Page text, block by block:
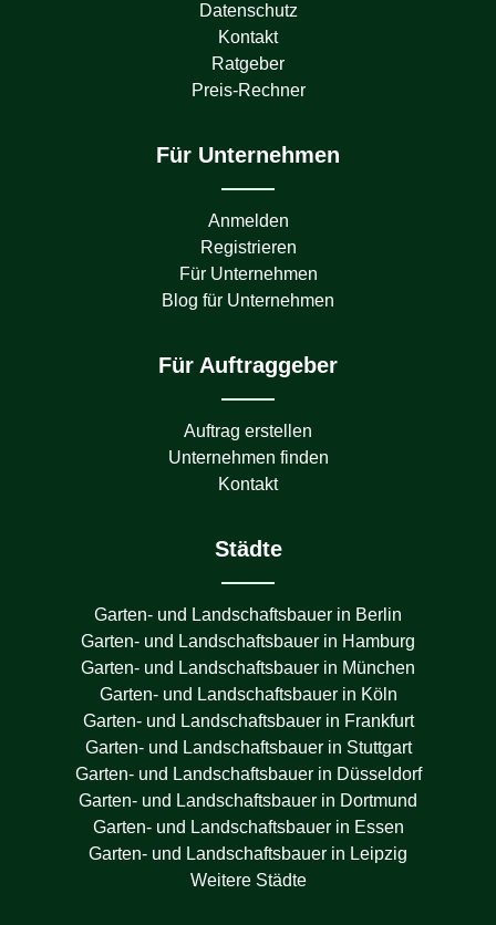
Datenschutz
Kontakt
Ratgeber
Preis-Rechner
Für Unternehmen
Anmelden
Registrieren
Für Unternehmen
Blog für Unternehmen
Für Auftraggeber
Auftrag erstellen
Unternehmen finden
Kontakt
Städte
Garten- und Landschaftsbauer in Berlin
Garten- und Landschaftsbauer in Hamburg
Garten- und Landschaftsbauer in München
Garten- und Landschaftsbauer in Köln
Garten- und Landschaftsbauer in Frankfurt
Garten- und Landschaftsbauer in Stuttgart
Garten- und Landschaftsbauer in Düsseldorf
Garten- und Landschaftsbauer in Dortmund
Garten- und Landschaftsbauer in Essen
Garten- und Landschaftsbauer in Leipzig
Weitere Städte